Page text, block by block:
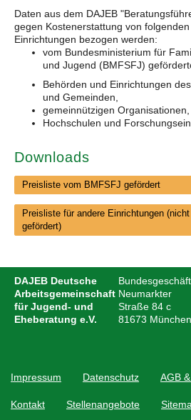
Daten aus dem DAJEB
gegen Kostenerstattung von
Einrichtungen bezogen werden:
vom Bundesministerium für
und Jugend (BMFSFJ)
Behörden und Einrichtungen
und Gemeinden,
gemeinnützigen Organisationen,
Hochschulen und
Downloads
Preisliste vom BMFSFJ gefördert
Preisliste für andere Einrichtungen
gefördert)
DAJEB Deutsche
Arbeitsgemeinschaft
für Jugend- und
Eheberatung e.V.
Neumarkter
Straße 84 c
81673 München
Impressum Datenschutz AGB
Kontakt Stellenangebote